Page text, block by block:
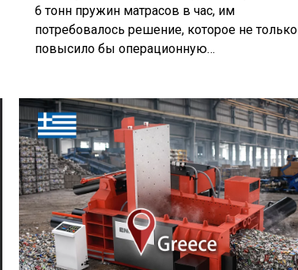
6 тонн пружин матрасов в час, им
потребовалось решение, которое не только
повысило бы операционную